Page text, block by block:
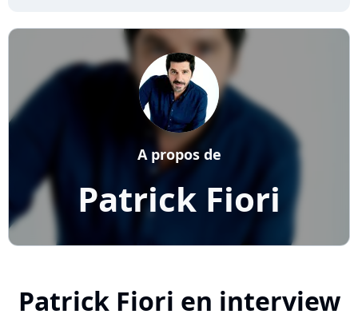
Patrick Fiori
A propos de
Patrick Fiori en interview